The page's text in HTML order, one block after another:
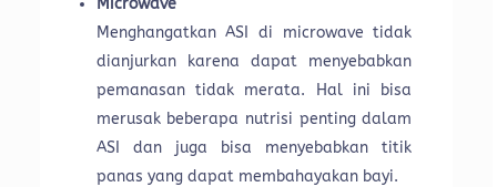
Menghangatkan ASI di microwave tidak
dianjurkan karena dapat menyebabkan
pemanasan tidak merata. Hal ini bisa
merusak beberapa nutrisi penting dalam
ASI dan juga bisa menyebabkan titik
panas yang dapat membahayakan bayi.